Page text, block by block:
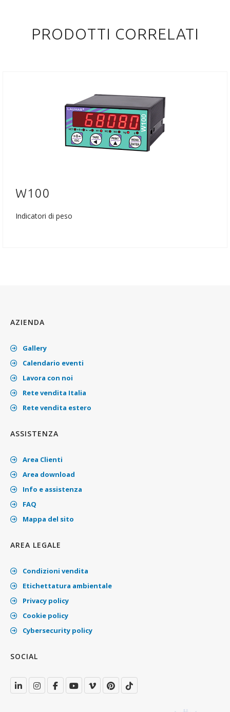
PRODOTTI CORRELATI
W100
Indicatori di peso
AZIENDA
Gallery
Calendario eventi
Lavora con noi
Rete vendita Italia
Rete vendita estero
ASSISTENZA
Area Clienti
Area download
Info e assistenza
FAQ
Mappa del sito
AREA LEGALE
Condizioni vendita
Etichettatura ambientale
Privacy policy
Cookie policy
Cybersecurity policy
SOCIAL